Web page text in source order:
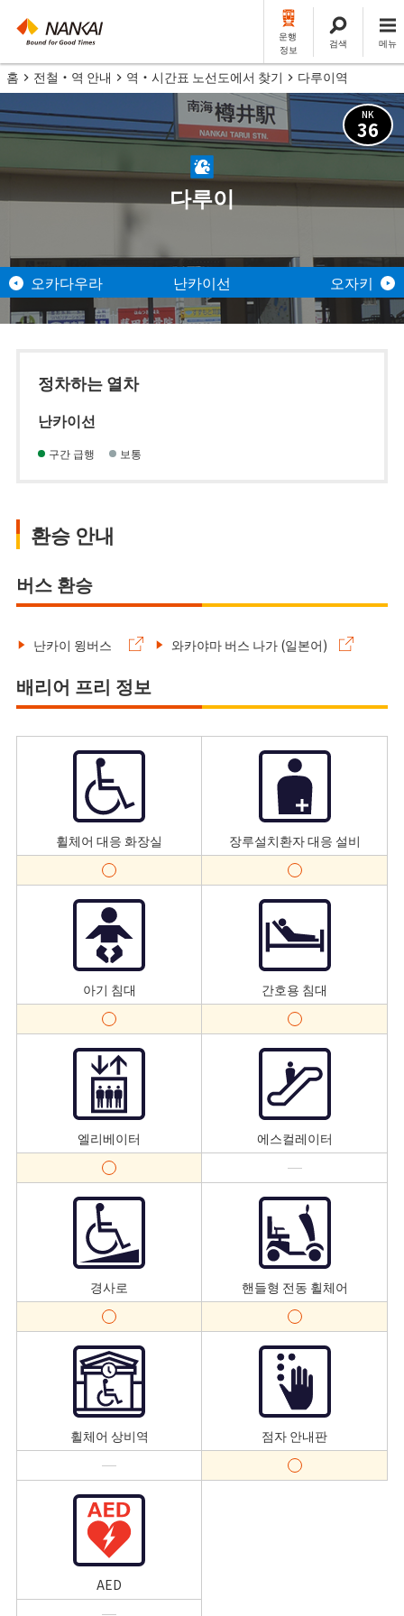
운행
정보
검색 메뉴
홈 전철・역 안내 역・시간표 노선도에서 찾기 다루이역
NK
36
다루이
오카다우라 난카이선 오자키
정차하는 열차
난카이선
구간 급행 보통
환승 안내
버스 환승
난카이 윙버스 와카야마 버스 나가 (일본어)
배리어 프리 정보
휠체어 대응 화장실 장루설치환자 대응 설비
아기 침대 간호용 침대
엘리베이터 에스컬레이터
경사로 핸들형 전동 휠체어
휠체어 상비역 점자 안내판
AED